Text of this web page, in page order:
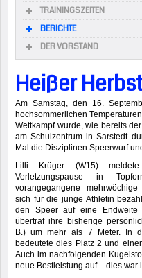
TRAININGSZEITEN
BERICHTE
DER VORSTAND
Heißer
Am Samstag, den 16.
hochsommerlichen
Wettkampf wurde, wie bereits
am Schulzentrum in Sarstedt
Mal die Disziplinen Speerwurf
Lilli Krüger (W15)
Verletzungspause in
vorangegangene
sich für die junge Athletin
den Speer auf eine
übertraf ihre bisherige
B.) um mehr als 7 Meter. In
bedeutete dies Platz 2 und
Auch im nachfolgenden
neue Bestleistung auf – dies war